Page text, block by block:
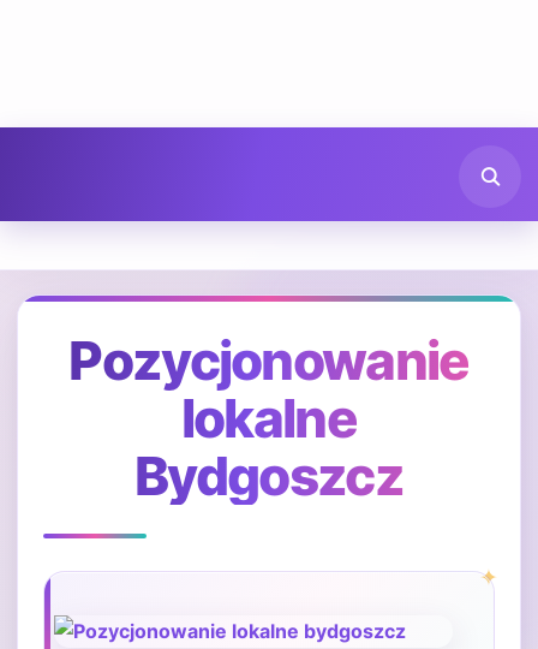
Pozycjonowanie
lokalne
Bydgoszcz